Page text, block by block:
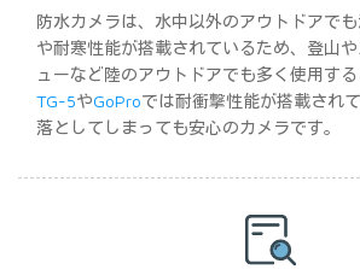
防水カメラは、水中以外のアウトドアで
や耐寒性能が搭載されているため、登山
ューなど陸のアウトドアでも多く使用する
TG-5やGoProでは耐衝撃性能が搭載され
落としてしまっても安心のカメラです。